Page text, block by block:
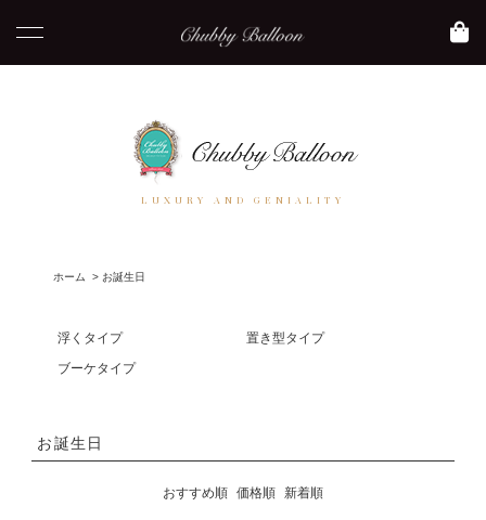
LUXURY AND GENIALITY
ホーム > お誕生日
浮くタイプ
置き型タイプ
ブーケタイプ
お誕生日
おすすめ順 価格順 新着順